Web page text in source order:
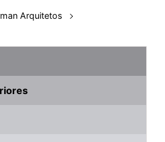
Arquitetos